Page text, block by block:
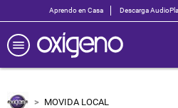
Aprendo en Casa Descarga
MOVIDA LOCAL